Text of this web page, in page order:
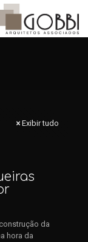
Exibir tudo
da
hora da